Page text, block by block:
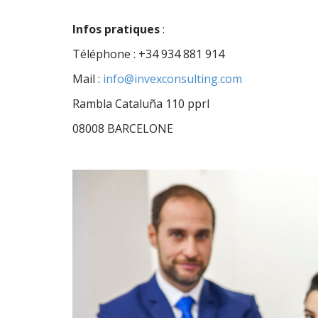
Infos pratiques:
Téléphone : +34 934 881 914
Mail : info@invexconsulting.com
Rambla Cataluña 110 pprl
08008 BARCELONE